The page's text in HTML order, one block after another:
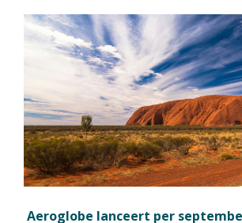
Aeroglobe lanceert per